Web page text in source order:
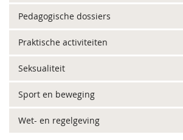
Pedagogische dossiers
Praktische activiteiten
Seksualiteit
Sport en beweging
Wet- en regelgeving